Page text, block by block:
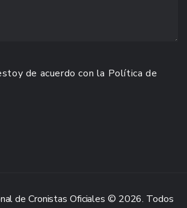
de acuerdo con la Política de
de Cronistas Oficiales © 2026. Todos